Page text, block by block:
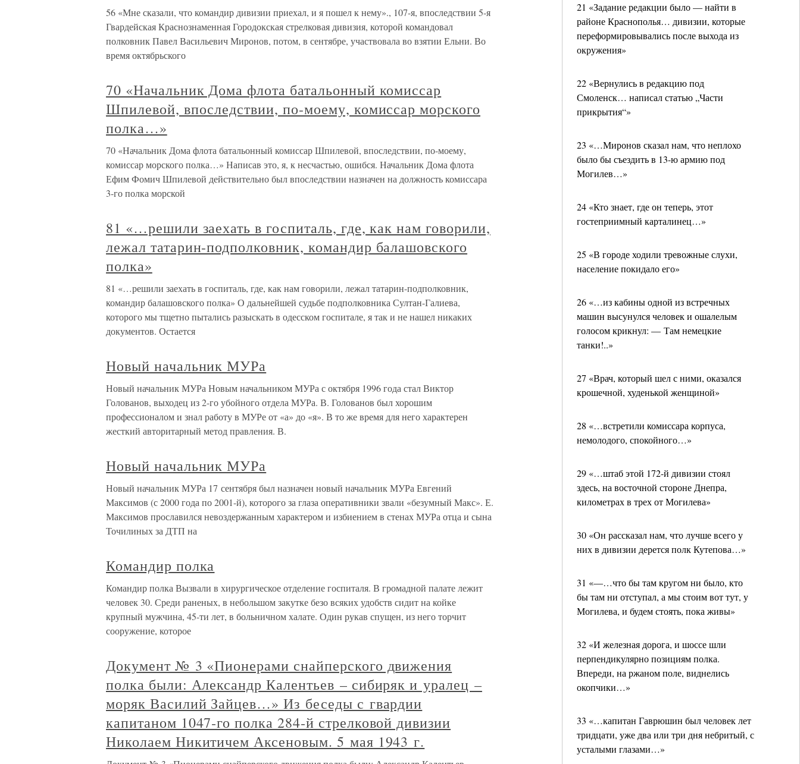
21 «Задание редакции было — найти в
районе Краснополья… дивизии, которые
переформировывались после выхода из
окружения»
22 «Вернулись в редакцию под
Смоленск… написал статью „Части
прикрытия“»
23 «…Миронов сказал нам, что неплохо
было бы съездить в 13-ю армию под
Могилев…»
24 «Кто знает, где он теперь, этот
гостеприимный карталинец…»
25 «В городе ходили тревожные слухи,
население покидало его»
26 «…из кабины одной из встречных
машин высунулся человек и ошалелым
голосом крикнул: — Там немецкие
танки!..»
27 «Врач, который шел с ними, оказался
крошечной, худенькой женщиной»
28 «…встретили комиссара корпуса,
немолодого, спокойного…»
29 «…штаб этой 172-й дивизии стоял
здесь, на восточной стороне Днепра,
километрах в трех от Могилева»
30 «Он рассказал нам, что лучше всего у
них в дивизии дерется полк Кутепова…»
31 «—…что бы там кругом ни было, кто
бы там ни отступал, а мы стоим вот тут, у
Могилева, и будем стоять, пока живы»
32 «И железная дорога, и шоссе шли
перпендикулярно позициям полка.
Впереди, на ржаном поле, виднелись
окопчики…»
33 «…капитан Гаврюшин был человек лет
тридцати, уже два или три дня небритый, с
усталыми глазами…»
56 «Мне сказали, что командир дивизии приехал, и я пошел к нему»., 107-я, впоследствии 5-я
Гвардейская Краснознаменная Городокская стрелковая дивизия, которой командовал
полковник Павел Васильевич Миронов, потом, в сентябре, участвовала во взятии Ельни. Во
время октябрьского
70 «Начальник Дома флота батальонный комиссар
Шпилевой, впоследствии, по-моему, комиссар морского
полка…»
70 «Начальник Дома флота батальонный комиссар Шпилевой, впоследствии, по-моему,
комиссар морского полка…» Написав это, я, к несчастью, ошибся. Начальник Дома флота
Ефим Фомич Шпилевой действительно был впоследствии назначен на должность комиссара
3-го полка морской
81 «…решили заехать в госпиталь, где, как нам говорили,
лежал татарин-подполковник, командир балашовского
полка»
81 «…решили заехать в госпиталь, где, как нам говорили, лежал татарин-подполковник,
командир балашовского полка» О дальнейшей судьбе подполковника Султан-Галиева,
которого мы тщетно пытались разыскать в одесском госпитале, я так и не нашел никаких
документов. Остается
Новый начальник МУРа
Новый начальник МУРа Новым начальником МУРа с октября 1996 года стал Виктор
Голованов, выходец из 2-го убойного отдела МУРа. В. Голованов был хорошим
профессионалом и знал работу в МУРе от «а» до «я». В то же время для него характерен
жесткий авторитарный метод правления. В.
Новый начальник МУРа
Новый начальник МУРа 17 сентября был назначен новый начальник МУРа Евгений
Максимов (с 2000 года по 2001-й), которого за глаза оперативники звали «безумный Макс». Е.
Максимов прославился невоздержанным характером и избиением в стенах МУРа отца и сына
Точилиных за ДТП на
Командир полка
Командир полка Вызвали в хирургическое отделение госпиталя. В громадной палате лежит
человек 30. Среди раненых, в небольшом закутке безо всяких удобств сидит на койке
крупный мужчина, 45-ти лет, в больничном халате. Один рукав спущен, из него торчит
сооружение, которое
Документ № 3 «Пионерами снайперского движения
полка были: Александр Калентьев – сибиряк и уралец –
моряк Василий Зайцев…» Из беседы с гвардии
капитаном 1047‑го полка 284‑й стрелковой дивизии
Николаем Никитичем Аксеновым. 5 мая 1943 г.